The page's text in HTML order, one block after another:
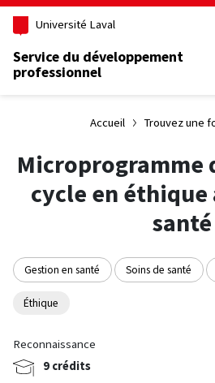
Aller au contenu principal
Université Laval
Service du développement
professionnel
Accueil Trouvez une
Microprogramme
cycle en
santé
Gestion en santé Soins de santé
Éthique
Reconnaissance
9 crédits